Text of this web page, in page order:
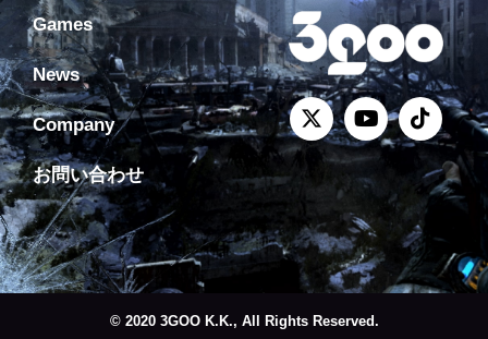
Games
News
Company
お問い合わせ
© 2020 3GOO K.K., All Rights Reserved.